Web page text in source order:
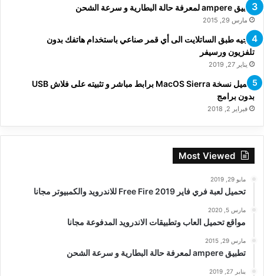
تطبيق ampere لمعرفة حالة البطارية و سرعة الشحن
مارس 29, 2015
توجيه طبق الساتلايت الى أي قمر صناعي باستخدام هاتفك بدون
تلفزيون ورسيفر
يناير 27, 2019
تحميل نسخة MacOS Sierra برابط مباشر و تثبيته على فلاش USB
بدون برامج
فبراير 2, 2018
Most Viewed
مايو 29, 2019
تحميل لعبة فري فاير Free Fire 2019 للاندرويد والكمبيوتر مجانا
مارس 5, 2020
مواقع تحميل العاب وتطبيقات الاندرويد المدفوعة مجانا
مارس 29, 2015
تطبيق ampere لمعرفة حالة البطارية و سرعة الشحن
يناير 27, 2019